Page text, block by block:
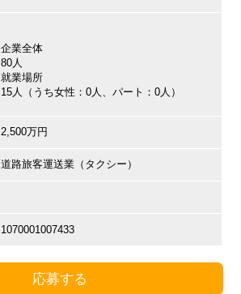
企業全体
80人
就業場所
15人（うち女性：0人、パート：0人）
2,500万円
道路旅客運送業（タクシー）
1070001007433
応募する